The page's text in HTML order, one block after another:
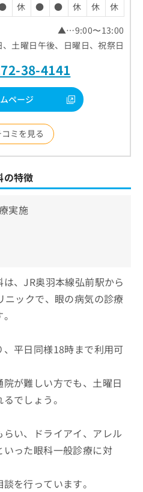
休 ● ● 休 休
休
▲…9:00〜13:00
土曜日午後、日曜日、祝祭日
38-4141
ページ
ミを見る
の特徴
実施
、JR奥羽本線弘前駅から
ックで、眼の病気の診療
平日同様18時まで利用可
が難しい方でも、土曜日
でしょう。
い、ドライアイ、アレル
った眼科一般診療に対
を行っています。